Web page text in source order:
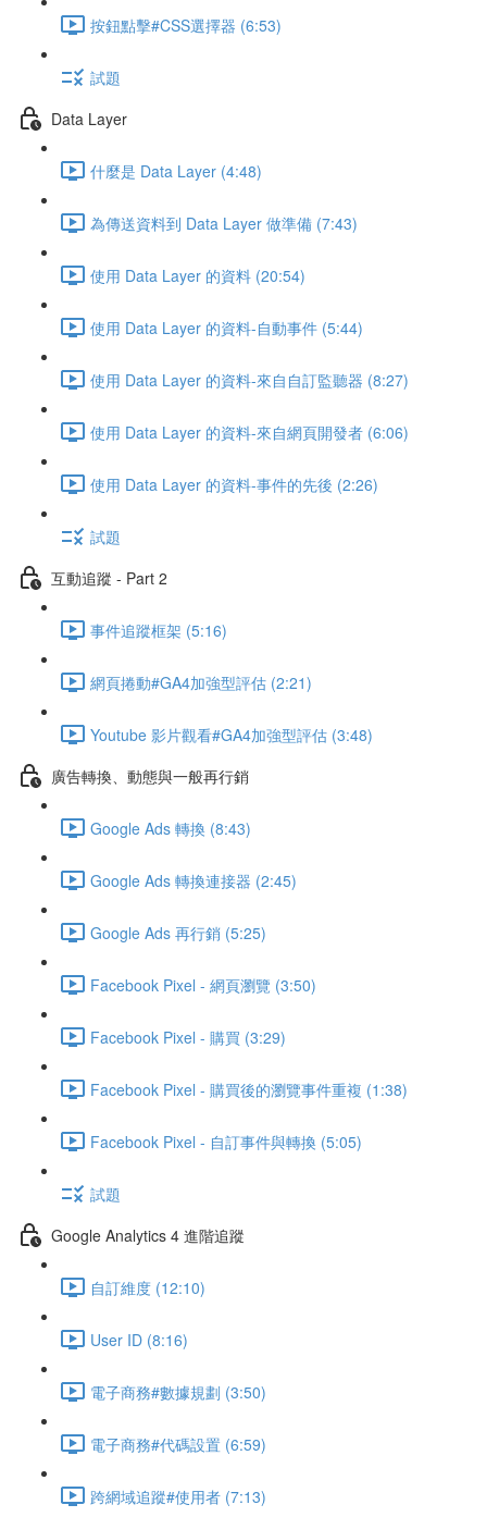
按鈕點擊#CSS選擇器 (6:53)
試題
Data Layer
什麼是 Data Layer (4:48)
為傳送資料到 Data Layer 做準備 (7:43)
使用 Data Layer 的資料 (20:54)
使用 Data Layer 的資料-自動事件 (5:44)
使用 Data Layer 的資料-來自自訂監聽器 (8:27)
使用 Data Layer 的資料-來自網頁開發者 (6:06)
使用 Data Layer 的資料-事件的先後 (2:26)
試題
互動追蹤 - Part 2
事件追蹤框架 (5:16)
網頁捲動#GA4加強型評估 (2:21)
Youtube 影片觀看#GA4加強型評估 (3:48)
廣告轉換、動態與一般再行銷
Google Ads 轉換 (8:43)
Google Ads 轉換連接器 (2:45)
Google Ads 再行銷 (5:25)
Facebook Pixel - 網頁瀏覽 (3:50)
Facebook Pixel - 購買 (3:29)
Facebook Pixel - 購買後的瀏覽事件重複 (1:38)
Facebook Pixel - 自訂事件與轉換 (5:05)
試題
Google Analytics 4 進階追蹤
自訂維度 (12:10)
User ID (8:16)
電子商務#數據規劃 (3:50)
電子商務#代碼設置 (6:59)
跨網域追蹤#使用者 (7:13)